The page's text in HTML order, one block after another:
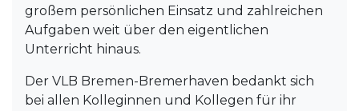
großem persönlichen Einsatz und zahlreichen
Aufgaben weit über den eigentlichen
Unterricht hinaus.
Der VLB Bremen-Bremerhaven bedankt sich
bei allen Kolleginnen und Kollegen für ihr